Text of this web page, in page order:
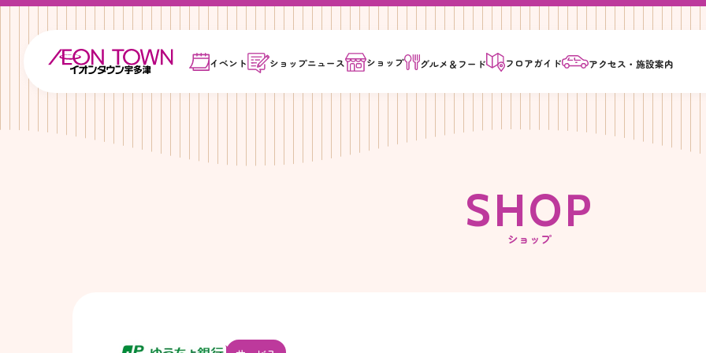
イベント ショップニュース ショップ グルメ＆ フード フロアガイド アクセス・施設案内
SHOP
ショップ